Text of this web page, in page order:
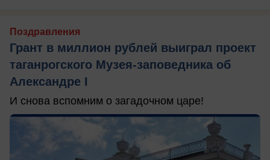
Поздравления
Грант в миллион рублей выиграл проект
таганрогского Музея-заповедника об
Александре I
И снова вспомним о загадочном царе!